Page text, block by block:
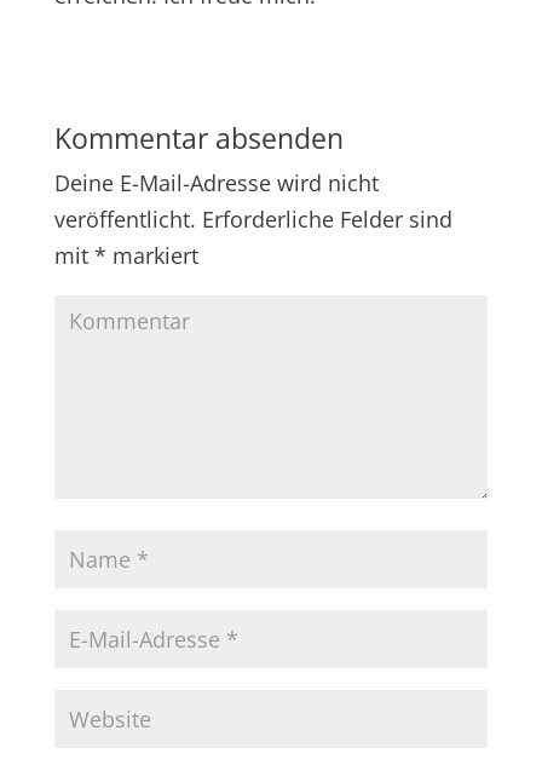
Kommentar absenden
Deine E-Mail-Adresse wird nicht
veröffentlicht. Erforderliche Felder sind
mit * markiert